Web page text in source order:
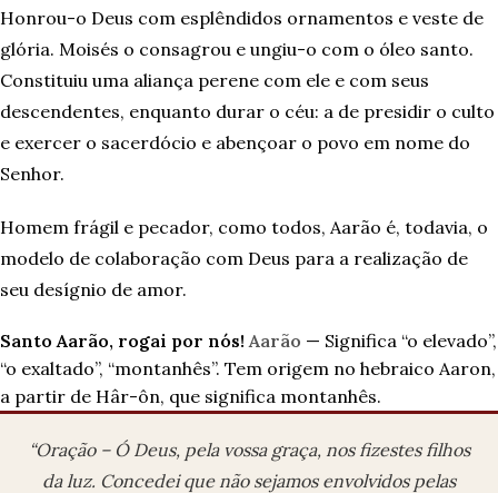
Honrou-o Deus com esplêndidos ornamentos e veste de
glória. Moisés o consagrou e ungiu-o com o óleo santo.
Constituiu uma aliança perene com ele e com seus
descendentes, enquanto durar o céu: a de presidir o culto
e exercer o sacerdócio e abençoar o povo em nome do
Senhor.
Homem frágil e pecador, como todos, Aarão é, todavia, o
modelo de colaboração com Deus para a realização de
seu desígnio de amor.
Santo Aarão, rogai por nós! Aarão — Significa “o elevado”,
“o exaltado”, “montanhês”. Tem origem no hebraico Aaron,
a partir de Hâr-ôn, que significa montanhês.
“Oração – Ó Deus, pela vossa graça, nos fizestes filhos
da luz. Concedei que não sejamos envolvidos pelas